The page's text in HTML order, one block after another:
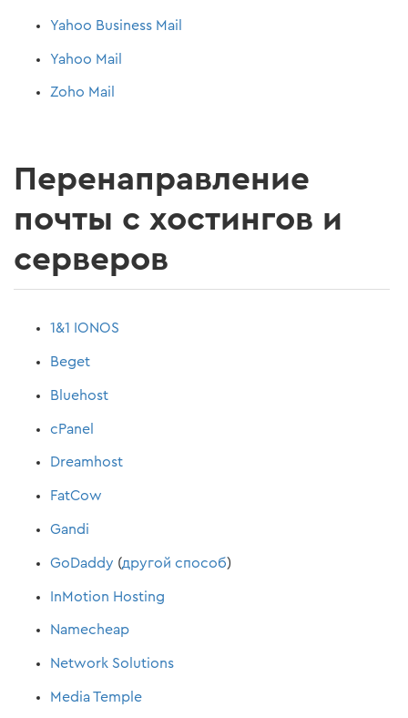
Yahoo Business Mail
Yahoo Mail
Zoho Mail
Перенаправление
почты с хостингов и
серверов
1&1 IONOS
Beget
Bluehost
cPanel
Dreamhost
FatCow
Gandi
GoDaddy (другой способ)
InMotion Hosting
Namecheap
Network Solutions
Media Temple